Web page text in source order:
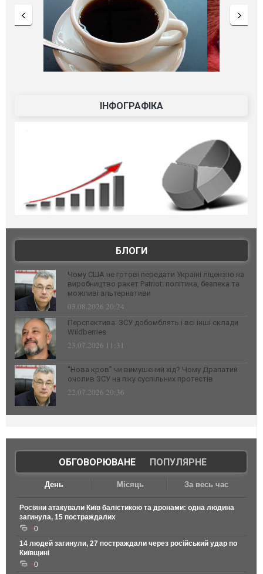
ІНФОГРАФІКА
БЛОГИ
Чому США не готові передати Україні ліцензію на
виробництво ракет Patriot: політика, безпека та
можливі альтернативи
03.08.2026 20:24
Перспектива: ЗСУ добомблять і всі інші склади
Wildberries
23.07.2026 11:31
“Нова кров” чи вимушений хід? Чому Драпатий
очолив ЗСУ на піку суспільних протестів
22.07.2026 20:36
ОБГОВОРЮВАНЕ| ПОПУЛЯРНЕ
День Місяць За весь час
Росіяни атакували Київ балістикою та дронами: одна людина
загинула, 15 постраждалих
0
14 людей загинули, 27 постраждали через російський удар по
Київщині
0